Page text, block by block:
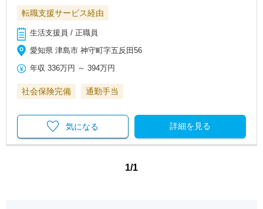
転職支援サービス経由
生活支援員 / 正職員
愛知県 津島市 神守町字五反田56
年収 336万円 ～394万円
社会保険完備 通勤手当
詳細を見る
気になる
1/1